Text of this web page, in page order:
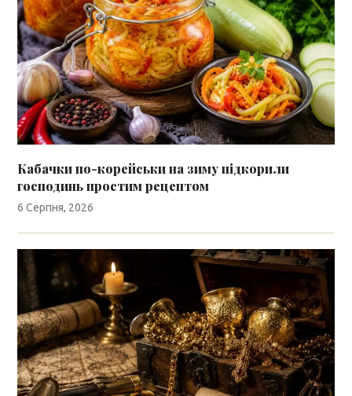
Кабачки по-корейськи на зиму підкорили
господинь простим рецептом
6 Серпня, 2026